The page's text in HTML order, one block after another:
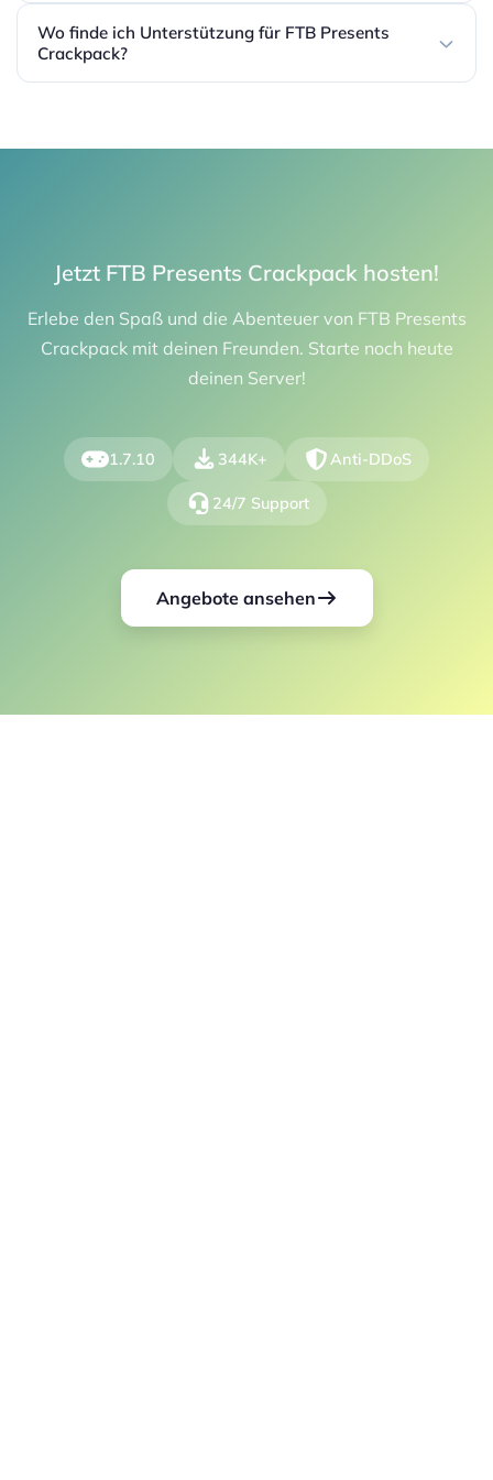
Wo finde ich Unterstützung für FTB Presents
Crackpack?
Jetzt FTB Presents Crackpack hosten!
Erlebe den Spaß und die Abenteuer von FTB Presents
Crackpack mit deinen Freunden. Starte noch heute
deinen Server!
1.7.10 344K+ Anti-DDoS
24/7 Support
Angebote ansehen